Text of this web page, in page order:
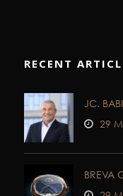
RECENT
JC.
29
BREVA